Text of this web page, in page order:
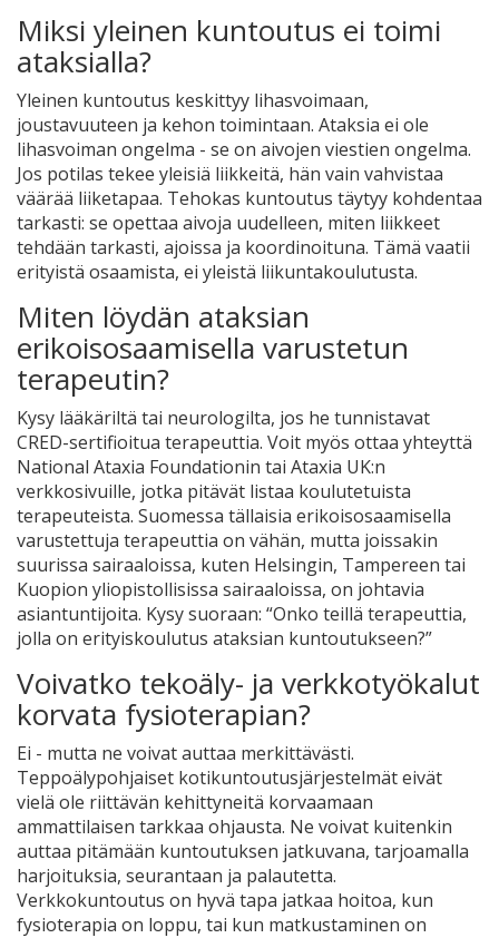
Miksi yleinen kuntoutus ei toimi
ataksialla?
Yleinen kuntoutus keskittyy lihasvoimaan,
joustavuuteen ja kehon toimintaan. Ataksia ei ole
lihasvoiman ongelma - se on aivojen viestien ongelma.
Jos potilas tekee yleisiä liikkeitä, hän vain vahvistaa
väärää liiketapaa. Tehokas kuntoutus täytyy kohdentaa
tarkasti: se opettaa aivoja uudelleen, miten liikkeet
tehdään tarkasti, ajoissa ja koordinoituna. Tämä vaatii
erityistä osaamista, ei yleistä liikuntakoulutusta.
Miten löydän ataksian
erikoisosaamisella varustetun
terapeutin?
Kysy lääkäriltä tai neurologilta, jos he tunnistavat
CRED-sertifioitua terapeuttia. Voit myös ottaa yhteyttä
National Ataxia Foundationin tai Ataxia UK:n
verkkosivuille, jotka pitävät listaa koulutetuista
terapeuteista. Suomessa tällaisia erikoisosaamisella
varustettuja terapeuttia on vähän, mutta joissakin
suurissa sairaaloissa, kuten Helsingin, Tampereen tai
Kuopion yliopistollisissa sairaaloissa, on johtavia
asiantuntijoita. Kysy suoraan: “Onko teillä terapeuttia,
jolla on erityiskoulutus ataksian kuntoutukseen?”
Voivatko tekoäly- ja verkkotyökalut
korvata fysioterapian?
Ei - mutta ne voivat auttaa merkittävästi.
Teppoälypohjaiset kotikuntoutusjärjestelmät eivät
vielä ole riittävän kehittyneitä korvaamaan
ammattilaisen tarkkaa ohjausta. Ne voivat kuitenkin
auttaa pitämään kuntoutuksen jatkuvana, tarjoamalla
harjoituksia, seurantaan ja palautetta.
Verkkokuntoutus on hyvä tapa jatkaa hoitoa, kun
fysioterapia on loppu, tai kun matkustaminen on